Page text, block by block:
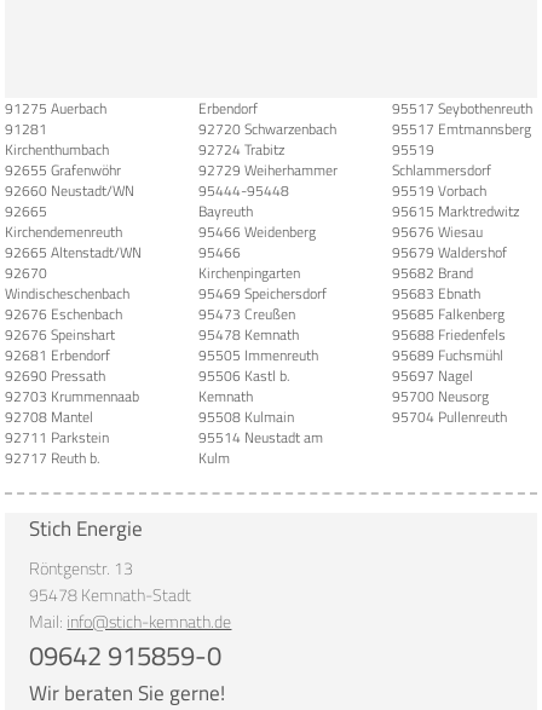
91275 Auerbach
91281
Kirchenthumbach
92655 Grafenwöhr
92660 Neustadt/WN
92665
Kirchendemenreuth
92665 Altenstadt/WN
92670
Windischeschenbach
92676 Eschenbach
92676 Speinshart
92681 Erbendorf
92690 Pressath
92703 Krummennaab
92708 Mantel
92711 Parkstein
92717 Reuth b.
Erbendorf
92720 Schwarzenbach
92724 Trabitz
92729 Weiherhammer
95444-95448
Bayreuth
95466 Weidenberg
95466
Kirchenpingarten
95469 Speichersdorf
95473 Creußen
95478 Kemnath
95505 Immenreuth
95506 Kastl b.
Kemnath
95508 Kulmain
95514 Neustadt am
Kulm
95517 Seybothenreuth
95517 Emtmannsberg
95519
Schlammersdorf
95519 Vorbach
95615 Marktredwitz
95676 Wiesau
95679 Waldershof
95682 Brand
95683 Ebnath
95685 Falkenberg
95688 Friedenfels
95689 Fuchsmühl
95697 Nagel
95700 Neusorg
95704 Pullenreuth
Stich Energie
Röntgenstr. 13
95478 Kemnath-Stadt
Mail: info@stich-kemnath.de
09642 915859-0
Wir beraten Sie gerne!